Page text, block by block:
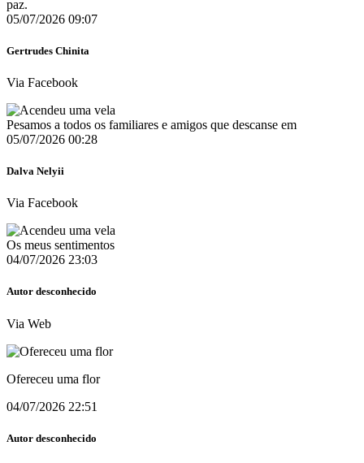
paz.
05/07/2026 09:07
Gertrudes Chinita
Via Facebook
Pesamos a todos os familiares e amigos que descanse em
05/07/2026 00:28
Dalva Nelyii
Via Facebook
Os meus sentimentos
04/07/2026 23:03
Autor desconhecido
Via Web
Ofereceu uma flor
04/07/2026 22:51
Autor desconhecido